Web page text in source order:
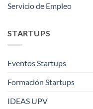
Servicio de Empleo
STARTUPS
Eventos Startups
Formación Startups
IDEAS UPV